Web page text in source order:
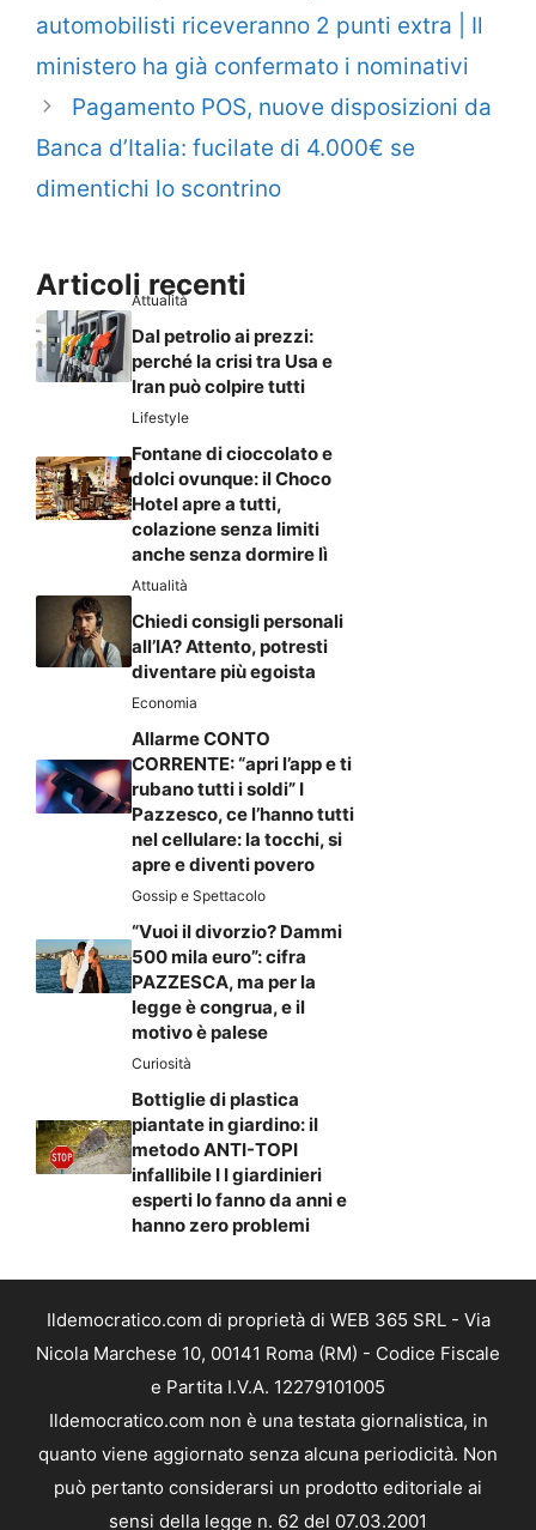
automobilisti riceveranno 2 punti extra | Il
ministero ha già confermato i nominativi
Pagamento POS, nuove disposizioni da
Banca d’Italia: fucilate di 4.000€ se
dimentichi lo scontrino
Articoli recenti
Attualità
Dal petrolio ai prezzi:
perché la crisi tra Usa e
Iran può colpire tutti
Lifestyle
Fontane di cioccolato e
dolci ovunque: il Choco
Hotel apre a tutti,
colazione senza limiti
anche senza dormire lì
Attualità
Chiedi consigli personali
all’IA? Attento, potresti
diventare più egoista
Economia
Allarme CONTO
CORRENTE: “apri l’app e ti
rubano tutti i soldi” I
Pazzesco, ce l’hanno tutti
nel cellulare: la tocchi, si
apre e diventi povero
Gossip e Spettacolo
“Vuoi il divorzio? Dammi
500 mila euro”: cifra
PAZZESCA, ma per la
legge è congrua, e il
motivo è palese
Curiosità
Bottiglie di plastica
piantate in giardino: il
metodo ANTI-TOPI
infallibile I I giardinieri
esperti lo fanno da anni e
hanno zero problemi
Ildemocratico.com di proprietà di WEB 365 SRL - Via
Nicola Marchese 10, 00141 Roma (RM) - Codice Fiscale
e Partita I.V.A. 12279101005
Ildemocratico.com non è una testata giornalistica, in
quanto viene aggiornato senza alcuna periodicità. Non
può pertanto considerarsi un prodotto editoriale ai
sensi della legge n. 62 del 07.03.2001